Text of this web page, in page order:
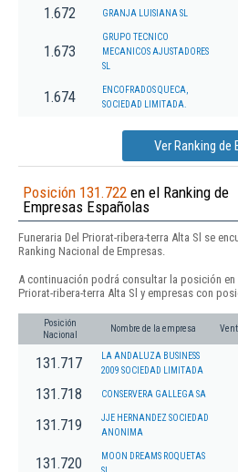
1.672 GRANJA LUISIANA SL
1.673
GRUPO TECNICO
MECANICOS AJUSTADORES
SL
1.674
ENCOFRADOS QUECA,
SOCIEDAD LIMITADA.
Ver Ranking de
Posición 131.722 en el Ranking de
Empresas Españolas
Funeraria Del Priorat-ribera-terra Alta Sl se
Ranking Nacional de Empresas.
A continuación podrá consultar la posición en
Priorat-ribera-terra Alta Sl y empresas con
Posición
Nacional
Nombre de la empresa
131.717
LA ANDALUZA BUSINESS
2009 SOCIEDAD LIMITADA
131.718 CONSERVERA GALLEGA SA
131.719
JJE HERNANDEZ SOCIEDAD
ANONIMA
131.720
MOON DREAMS ROQUETAS